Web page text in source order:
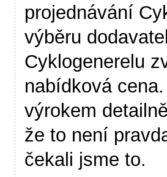
projednávání
výběru
Cyklogenerelu
nabídková
výrokem
že to není
čekali jsme to.